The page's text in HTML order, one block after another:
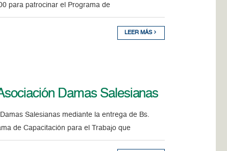
para patrocinar el Programa de
LEER MÁS
Damas Salesianas
Salesianas mediante la entrega de Bs.
de Capacitación para el Trabajo que